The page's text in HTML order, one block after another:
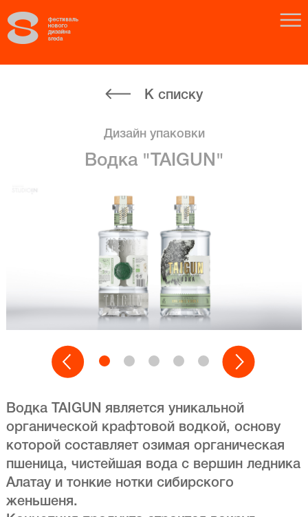
К списку
Дизайн упаковки
Водка "TAIGUN"
Водка TAIGUN является уникальной
органической крафтовой водкой, основу
которой составляет озимая органическая
пшеница, чистейшая вода с вершин ледника
Алатау и тонкие нотки сибирского
женьшеня.